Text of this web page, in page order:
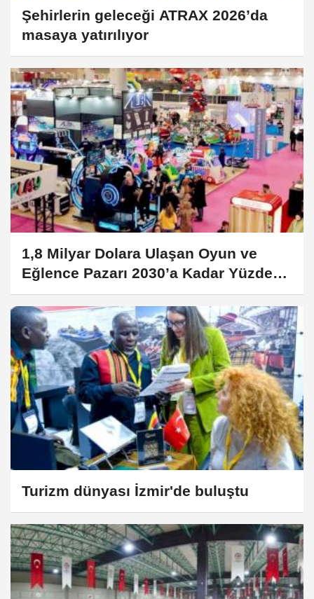
Şehirlerin geleceği ATRAX 2026’da
masaya yatırılıyor
1,8 Milyar Dolara Ulaşan Oyun ve
Eğlence Pazarı 2030’a Kadar Yüzde
28 Büyüyecek
Turizm dünyası İzmir'de buluştu